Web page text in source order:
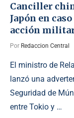
Canciller
Japón en
acción
Por Redaccion Central
El ministro de
lanzó una
Seguridad de
entre Tokio y …